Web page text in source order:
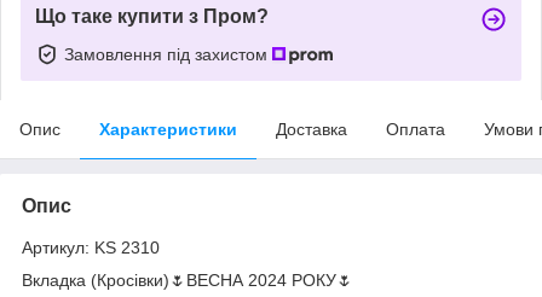
Що таке купити з Пром?
Замовлення під захистом
Опис Характеристики Доставка Оплата Умови
Опис
Артикул: KS 2310
Вкладка (Кросівки)🌷ВЕСНА 2024 РОКУ🌷